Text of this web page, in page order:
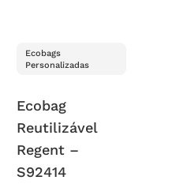
Ecobags
Personalizadas
Ecobag
Reutilizável
Regent –
S92414